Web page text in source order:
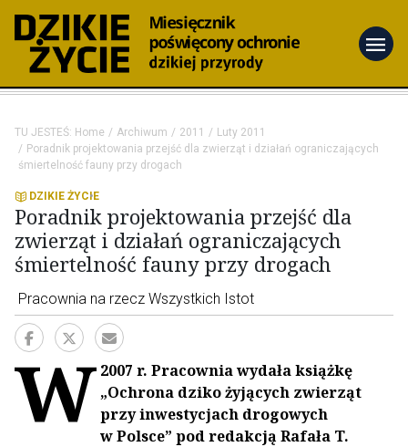
menu
TU JESTEŚ: Home Archiwum 2011
Luty 2011
Poradnik projektowania przejść dla zwierząt i działań ograniczających
śmiertelność fauny przy drogach
DZIKIE ŻYCIE
Poradnik projektowania przejść dla
zwierząt i działań ograniczających
śmiertelność fauny przy drogach
Pracownia na rzecz Wszystkich Istot
W 2007 r. Pracownia wydała książkę
„Ochrona dziko żyjących zwierząt
przy inwestycjach drogowych
w Polsce” pod redakcją Rafała T.